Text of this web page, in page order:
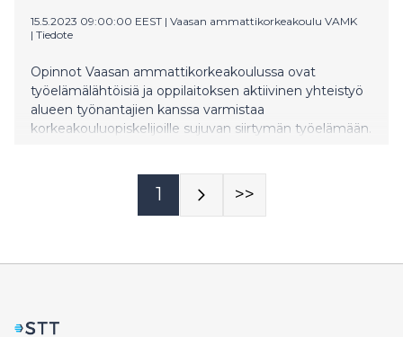
15.5.2023 09:00:00 EEST | Vaasan ammattikorkeakoulu VAMK
| Tiedote
Opinnot Vaasan ammattikorkeakoulussa ovat
työelämälähtöisiä ja oppilaitoksen aktiivinen yhteistyö
alueen työnantajien kanssa varmistaa
korkeakouluopiskelijoille sujuvan siirtymän työelämään.
1 >>